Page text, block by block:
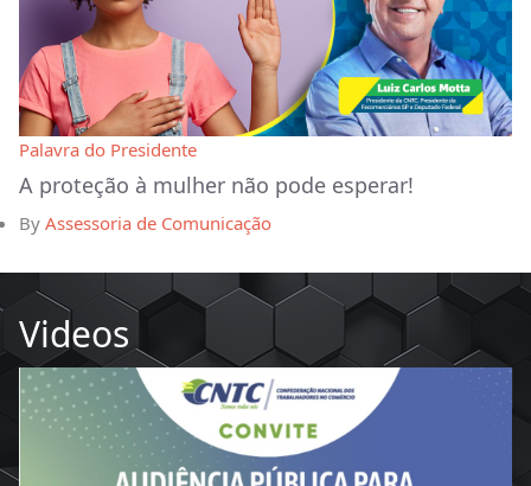
Palavra do Presidente
A proteção à mulher não pode esperar!
By Assessoria de Comunicação
Videos